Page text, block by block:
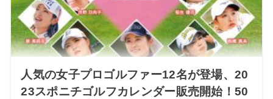
人気の女子プロゴルファー12名が登場、20
23スポニチゴルフカレンダー販売開始！50